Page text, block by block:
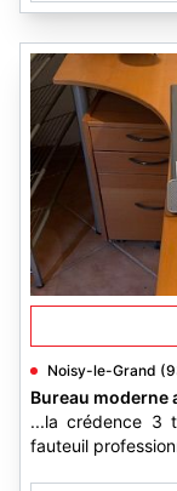
Noisy-le-Grand
Bureau moderne
...la crédence 3
fauteuil